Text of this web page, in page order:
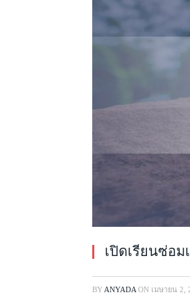
เปิดเรียนซ่อ
BY ANYADA ON เมษายน 2,